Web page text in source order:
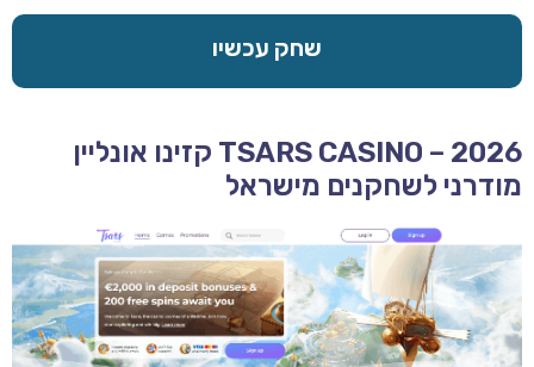
שחק עכשיו
TSARS CASINO – 2026 קזינו אונליין
מודרני לשחקנים מישראל